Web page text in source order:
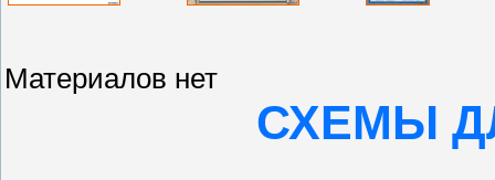
Материалов нет
СХЕМЫ